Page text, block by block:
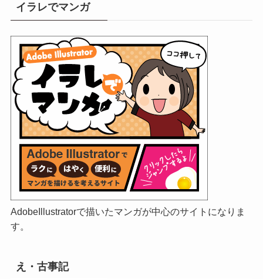
イラレでマンガ
AdobeIllustratorで描いたマンガが中心のサイトになりま
す。
え・古事記